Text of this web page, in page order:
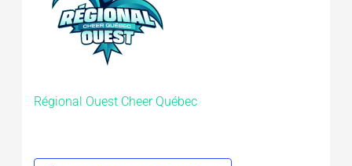
Régional Ouest Cheer Québec